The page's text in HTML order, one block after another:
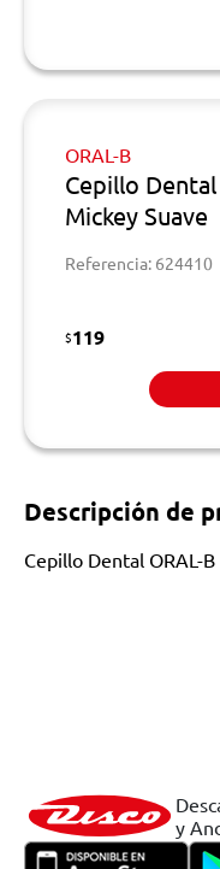
ORAL-B
Cepillo
Mickey Suave
Referencia: 624410
$119
Descripción de
Cepillo Dental ORAL-
y